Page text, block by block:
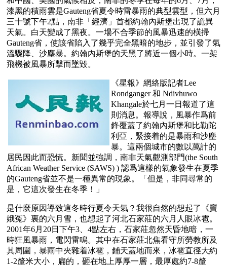
漆黑的積雨雲是Gauteng省夏令時雷暴雨的典型雲型，但六月
三十號下午2點，南非「經濟」首都約翰內斯堡出現了詭異
天氣。白天變成了黑夜。一場不合季節的風暴迅速的橫掃
Gauteng省，使該省陷入了幾乎完全黑暗的地步，並引發了氣
溫驟降、沙塵暴。約翰內斯堡的天黑了將近一個小時。一架
飛機被風暴所擊而墜毀。
《星報》網絡版記者Lee
Rondganger 和 Ndivhuwo
Khangale於七月一日報道了這
則消息。報導說，風暴作爲前
鋒覆蓋了約翰內斯堡和比勒陀
利亞，緊接着的是暴雨和沙塵
暴。這兩個城市的數以萬計的
居民因此而恐慌。新聞並強調，南非天氣觀測部門(the South
African Weather Service (SAWS) ) 認爲這樣的氣象發生在夏季
的Gauteng省並不是一種異常的現象。「但是，非同尋常的
是，它這次發生在冬季！」
是什麼原因導致這冬時行夏令天氣？我很自然的想起了《竇
娥冤》裏的六月雪，也想起了河北石家莊的六月人眼冰雹。
2001年6月20日下午3、4點左右，石家莊忽然天昏地暗，一
時狂風暴雨，電閃雷鳴。其中在石家莊北焦看守所勞教所及
其周圍，暴雨中夾雜着冰雹，鋪天蓋地而來，冰雹直徑大約
1-2釐米大小，扁的，砸在地上厚厚一層，最厚處約7-8釐